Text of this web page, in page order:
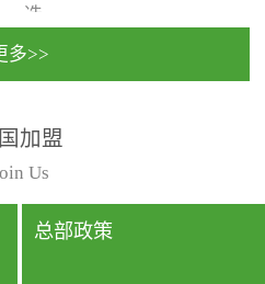
选...
行国家规定的标准检测方
法，空气采样量准确，检
测结果可靠，远胜于其他
检测...
多>>
加盟
Us
总部政策